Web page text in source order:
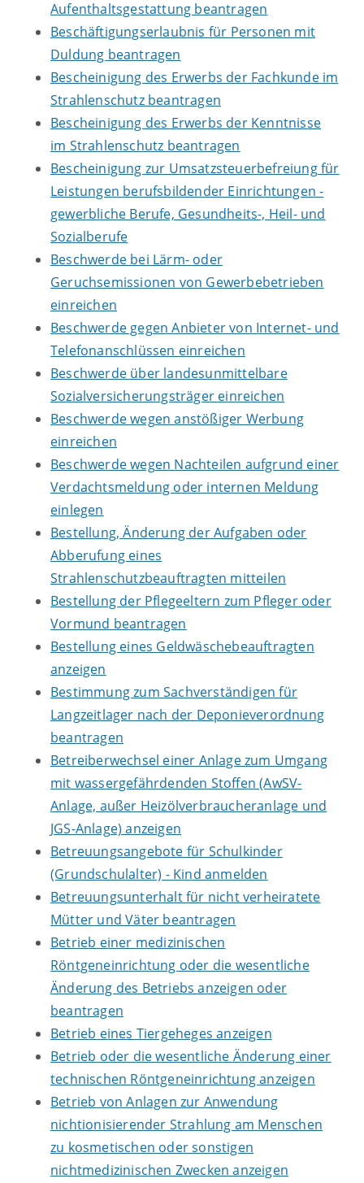
Aufenthaltsgestattung beantragen
Beschäftigungserlaubnis für Personen mit
Duldung beantragen
Bescheinigung des Erwerbs der Fachkunde im
Strahlenschutz beantragen
Bescheinigung des Erwerbs der Kenntnisse
im Strahlenschutz beantragen
Bescheinigung zur Umsatzsteuerbefreiung für
Leistungen berufsbildender Einrichtungen -
gewerbliche Berufe, Gesundheits-, Heil- und
Sozialberufe
Beschwerde bei Lärm- oder
Geruchsemissionen von Gewerbebetrieben
einreichen
Beschwerde gegen Anbieter von Internet- und
Telefonanschlüssen einreichen
Beschwerde über landesunmittelbare
Sozialversicherungsträger einreichen
Beschwerde wegen anstößiger Werbung
einreichen
Beschwerde wegen Nachteilen aufgrund einer
Verdachtsmeldung oder internen Meldung
einlegen
Bestellung, Änderung der Aufgaben oder
Abberufung eines
Strahlenschutzbeauftragten mitteilen
Bestellung der Pflegeeltern zum Pfleger oder
Vormund beantragen
Bestellung eines Geldwäschebeauftragten
anzeigen
Bestimmung zum Sachverständigen für
Langzeitlager nach der Deponieverordnung
beantragen
Betreiberwechsel einer Anlage zum Umgang
mit wassergefährdenden Stoffen (AwSV-
Anlage, außer Heizölverbraucheranlage und
JGS-Anlage) anzeigen
Betreuungsangebote für Schulkinder
(Grundschulalter) - Kind anmelden
Betreuungsunterhalt für nicht verheiratete
Mütter und Väter beantragen
Betrieb einer medizinischen
Röntgeneinrichtung oder die wesentliche
Änderung des Betriebs anzeigen oder
beantragen
Betrieb eines Tiergeheges anzeigen
Betrieb oder die wesentliche Änderung einer
technischen Röntgeneinrichtung anzeigen
Betrieb von Anlagen zur Anwendung
nichtionisierender Strahlung am Menschen
zu kosmetischen oder sonstigen
nichtmedizinischen Zwecken anzeigen